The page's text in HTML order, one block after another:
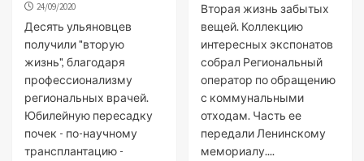
24/09/2020
Десять ульяновцев
получили "вторую
жизнь", благодаря
профессионализму
региональных врачей.
Юбилейную пересадку
почек - по-научному
трансплантацию -
Вторая жизнь забытых
вещей. Коллекцию
интересных экспонатов
собрал Региональный
оператор по обращению
с коммунальными
отходам. Часть ее
передали Ленинскому
мемориалу....